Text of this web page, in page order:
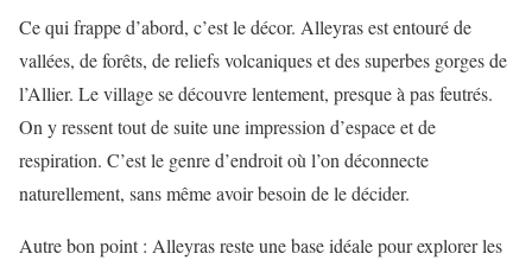
Ce qui frappe d’abord, c’est le décor. Alleyras est entouré de
vallées, de forêts, de reliefs volcaniques et des superbes gorges de
l’Allier. Le village se découvre lentement, presque à pas feutrés.
On y ressent tout de suite une impression d’espace et de
respiration. C’est le genre d’endroit où l’on déconnecte
naturellement, sans même avoir besoin de le décider.
Autre bon point : Alleyras reste une base idéale pour explorer les